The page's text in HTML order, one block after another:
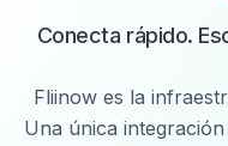
Conecta rápido.
Fliinow es la
Una única